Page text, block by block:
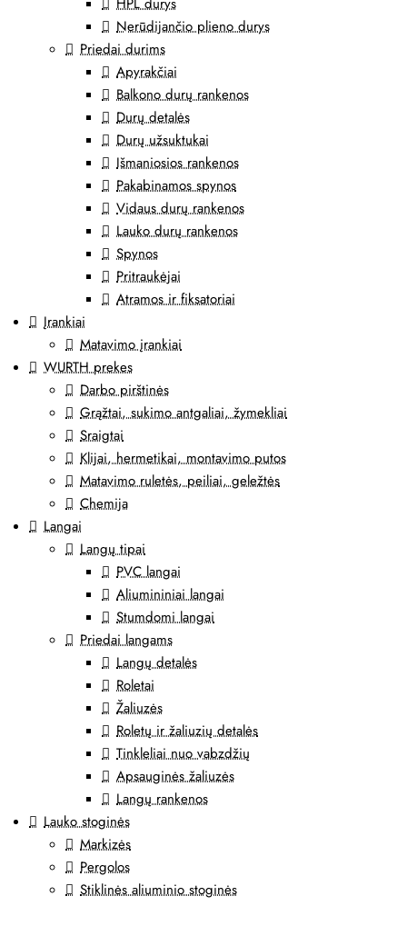
Nerūdijančio plieno durys
Priedai durims
Apyrakčiai
Balkono durų rankenos
Durų detalės
Durų užsuktukai
Išmaniosios rankenos
Pakabinamos spynos
Vidaus durų rankenos
Lauko durų rankenos
Spynos
Pritraukėjai
Atramos ir fiksatoriai
Įrankiai
Matavimo įrankiai
WURTH prekes
Darbo pirštinės
Grąžtai, sukimo antgaliai, žymekliai
Sraigtai
Klijai, hermetikai, montavimo putos
Matavimo ruletės, peiliai, geležtės
Chemija
Langai
Langų tipai
PVC langai
Aliumininiai langai
Stumdomi langai
Priedai langams
Langų detalės
Roletai
Žaliuzės
Roletų ir žaliuzių detalės
Tinkleliai nuo vabzdžių
Apsauginės žaliuzės
Langų rankenos
Lauko stoginės
Markizės
Pergolos
Stiklinės aliuminio stoginės